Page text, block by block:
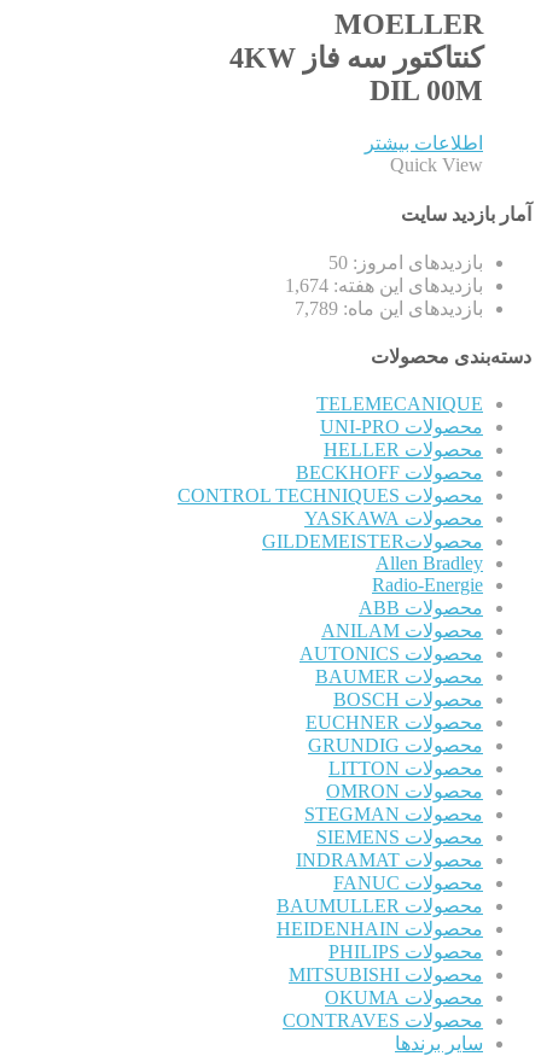
MOELLER
کنتاکتور سه فاز 4KW
DIL 00M
اطلاعات بیشتر
Quick View
آمار بازدید سایت
بازدیدهای امروز: 50
بازدیدهای این هفته: 1,674
بازدیدهای این ماه: 7,789
دسته‌بندی محصولات
TELEMECANIQUE
محصولات UNI-PRO
محصولات HELLER
محصولات BECKHOFF
محصولات CONTROL TECHNIQUES
محصولات YASKAWA
محصولاتGILDEMEISTER
Allen Bradley
Radio-Energie
محصولات ABB
محصولات ANILAM
محصولات AUTONICS
محصولات BAUMER
محصولات BOSCH
محصولات EUCHNER
محصولات GRUNDIG
محصولات LITTON
محصولات OMRON
محصولات STEGMAN
محصولات SIEMENS
محصولات INDRAMAT
محصولات FANUC
محصولات BAUMULLER
محصولات HEIDENHAIN
محصولات PHILIPS
محصولات MITSUBISHI
محصولات OKUMA
محصولات CONTRAVES
سایر برندها